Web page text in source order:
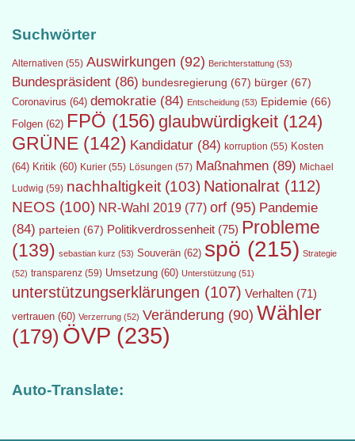
Suchwörter
Alternativen (55) Auswirkungen (92) Berichterstattung (53)
Bundespräsident (86) bundesregierung (67) bürger (67)
Coronavirus (64) demokratie (84) Entscheidung (53) Epidemie (66)
Folgen (62) FPÖ (156) glaubwürdigkeit (124)
GRÜNE (142) Kandidatur (84) korruption (55) Kosten
(64) Kritik (60) Kurier (55) Lösungen (57) Maßnahmen (89) Michael
Ludwig (59) nachhaltigkeit (103) Nationalrat (112)
NEOS (100) NR-Wahl 2019 (77) orf (95) Pandemie
(84) parteien (67) Politikverdrossenheit (75) Probleme
(139) sebastian kurz (53) Souverän (62) spö (215) Strategie
(52) transparenz (59) Umsetzung (60) Unterstützung (51)
unterstützungserklärungen (107) Verhalten (71)
vertrauen (60) Verzerrung (52) Veränderung (90) Wähler
(179) ÖVP (235)
Auto-Translate: